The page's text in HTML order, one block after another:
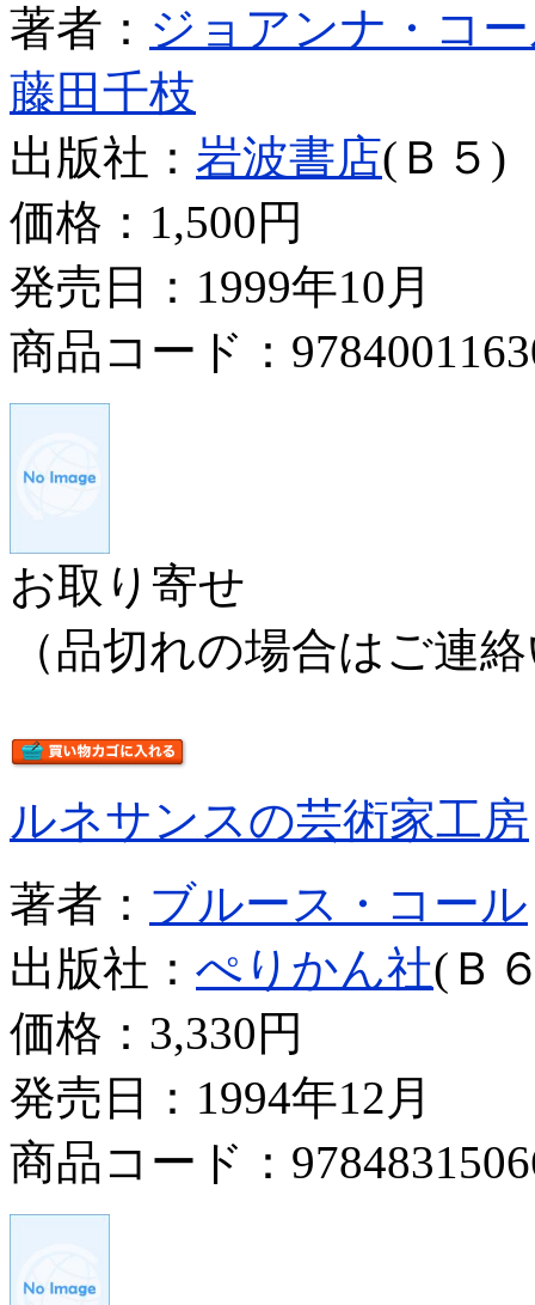
著者： ジョアンナ・コ
藤田千枝
出版社： 岩波書店(Ｂ５)
価格： 1,500円
発売日：1999年10月
商品コード：
お取り寄せ
（品切れの場合はご連
ルネサンスの芸術家工房
著者： ブルース・コール
出版社： ぺりかん社(Ｂ
価格： 3,330円
発売日：1994年12月
商品コード：